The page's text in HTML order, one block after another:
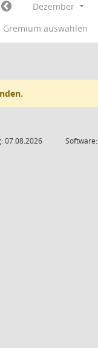
Dezember
Gremium auswählen
07.08.2026
Software: